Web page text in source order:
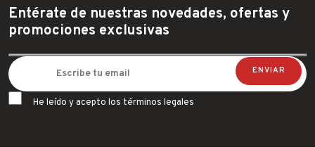
Entérate de nuestras novedades, ofertas y
promociones exclusivas
He leído y acepto los términos legales